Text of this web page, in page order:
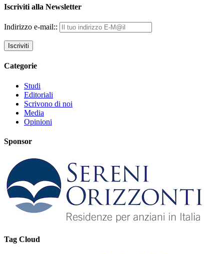
Iscriviti alla Newsletter
Indirizzo e-mail::
Categorie
Studi
Editoriali
Scrivono di noi
Media
Opinioni
Sponsor
Tag Cloud